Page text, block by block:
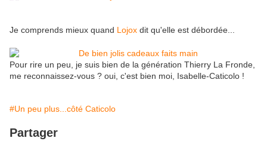
Je comprends mieux quand Lojox dit qu'elle est débordée...
Pour rire un peu, je suis bien de la génération Thierry La Fronde,
me reconnaissez-vous ? oui, c'est bien moi, Isabelle-Caticolo !
#Un peu plus...côté Caticolo
Partager